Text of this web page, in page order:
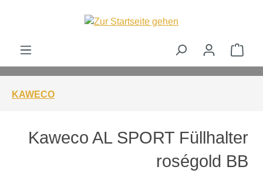
KAWECO
Kaweco AL SPORT Füllhalter
roségold BB